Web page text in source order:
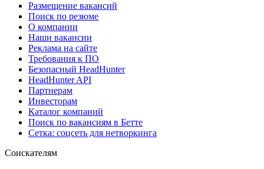
Размещение вакансий
Поиск по резюме
О компании
Наши вакансии
Реклама на сайте
Требования к ПО
Безопасный HeadHunter
HeadHunter API
Партнерам
Инвесторам
Каталог компаний
Поиск по вакансиям в Бетте
Сетка: соцсеть для нетворкинга
Соискателям